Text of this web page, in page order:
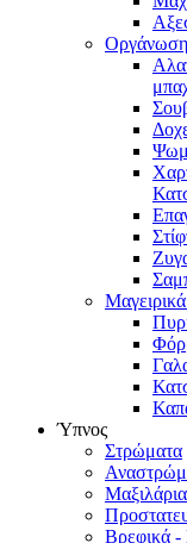
Οργάνωση
Ύπνος
Στρώματα
Μαξιλάρια
Βρεφικά -